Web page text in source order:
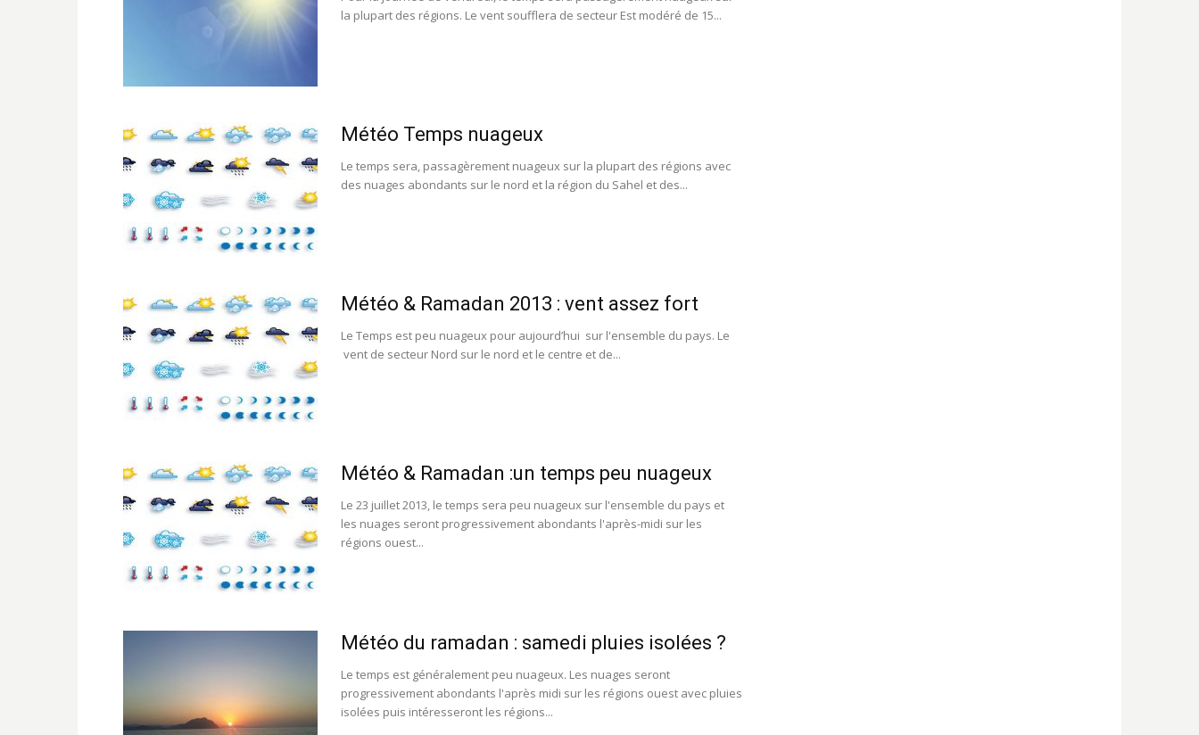
la plupart des régions. Le vent soufflera de secteur Est modéré de 15...
Météo Temps nuageux
Le temps sera, passagèrement nuageux sur la plupart des régions avec
des nuages abondants sur le nord et la région du Sahel et des...
Météo & Ramadan 2013 : vent assez fort
Le Temps est peu nuageux pour aujourd’hui sur l'ensemble du pays. Le
vent de secteur Nord sur le nord et le centre et de...
Météo & Ramadan :un temps peu nuageux
Le 23 juillet 2013, le temps sera peu nuageux sur l'ensemble du pays et
les nuages seront progressivement abondants l'après-midi sur les
régions ouest...
Météo du ramadan : samedi pluies isolées ?
Le temps est généralement peu nuageux. Les nuages seront
progressivement abondants l'après midi sur les régions ouest avec pluies
isolées puis intéresseront les régions...